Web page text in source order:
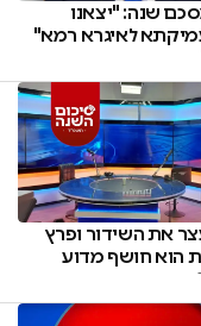
שנה: "יצאנו
לאיגרא רמא"
את השידור ופרץ
הוא חושף מדוע